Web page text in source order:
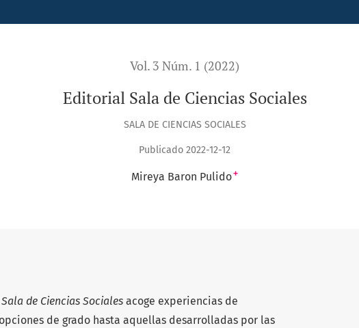
Vol. 3 Núm. 1 (2022)
Editorial Sala de Ciencias Sociales
SALA DE CIENCIAS SOCIALES
Publicado 2022-12-12
Mireya Baron Pulido+
Sala de Ciencias Sociales acoge experiencias de
de grado hasta aquellas desarrolladas por las